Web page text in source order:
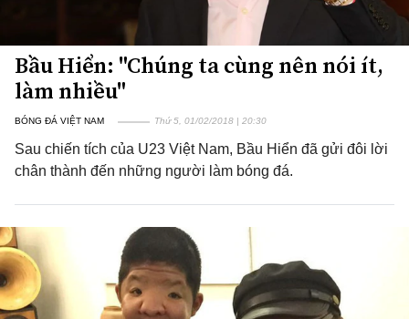
Bầu Hiển: "Chúng ta cùng nên nói ít,
làm nhiều"
BÓNG ĐÁ VIỆT NAM Thứ 5, 01/02/2018 | 20:30
Sau chiến tích của U23 Việt Nam, Bầu Hiển đã gửi đôi lời
chân thành đến những người làm bóng đá.